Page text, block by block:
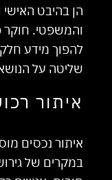
הן בהיבט
והמשפטי. חוקר
להפוך מידע
שליטה על
איתור
איתור נכסים
במקרים של